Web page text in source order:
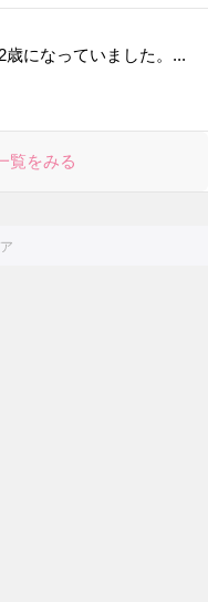
になっていました。...
覧をみる